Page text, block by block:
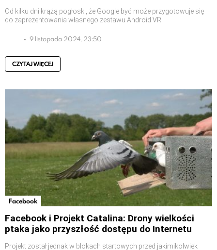
Od kilku dni krążą pogłoski, że Google być może przygotowuje się
do zaprezentowania własnego zestawu Android VR
9 listopada 2024, 23:50
CZYTAJ WIĘCEJ
Facebook
Facebook i Projekt Catalina: Drony wielkości
ptaka jako przyszłość dostępu do Internetu
Projekt został jednak w blokach startowych przed jakimikolwiek